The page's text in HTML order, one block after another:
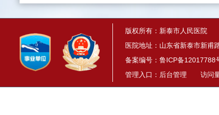
版权所有：新泰市人民医院
医院地址：山东省新泰市新甫
备案编号： 鲁ICP备12017788
管理入口： 后台管理 访问量